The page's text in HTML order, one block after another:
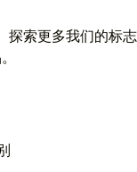
探索更多我们的标志